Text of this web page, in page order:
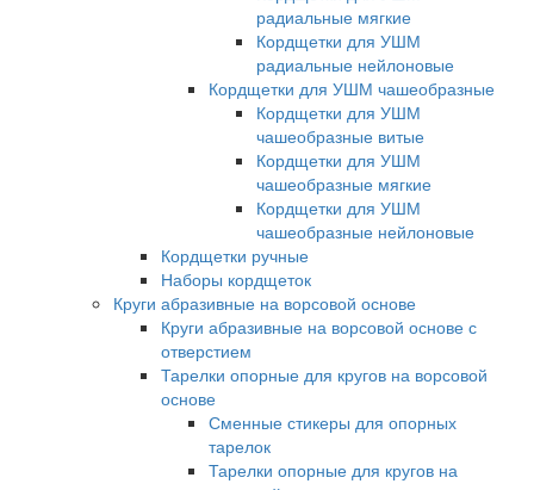
радиальные мягкие
Кордщетки для УШМ
радиальные нейлоновые
Кордщетки для УШМ чашеобразные
Кордщетки для УШМ
чашеобразные витые
Кордщетки для УШМ
чашеобразные мягкие
Кордщетки для УШМ
чашеобразные нейлоновые
Кордщетки ручные
Наборы кордщеток
Круги абразивные на ворсовой основе
Круги абразивные на ворсовой основе с
отверстием
Тарелки опорные для кругов на ворсовой
основе
Сменные стикеры для опорных
тарелок
Тарелки опорные для кругов на